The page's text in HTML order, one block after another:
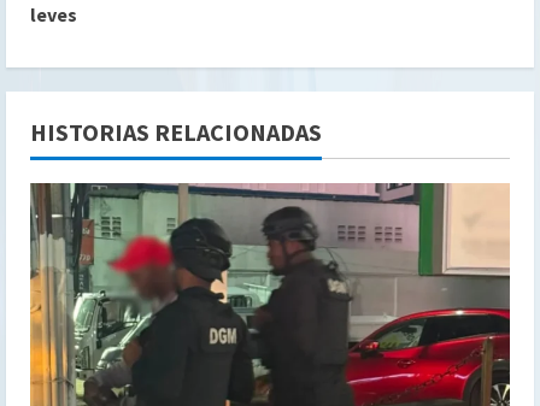
u
e
l
e
y
e
n
d
leves
HISTORIAS RELACIONADAS